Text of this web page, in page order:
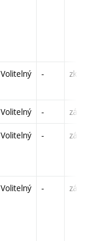
Volitelný - zk
Volitelný - zá
Volitelný - zá
Volitelný - zá